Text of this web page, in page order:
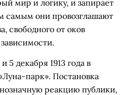
мир и логику, и запирает
самым они провозглашают
свободного от оков
5 декабря 1913 года в
парк». Постановка
реакцию публики,